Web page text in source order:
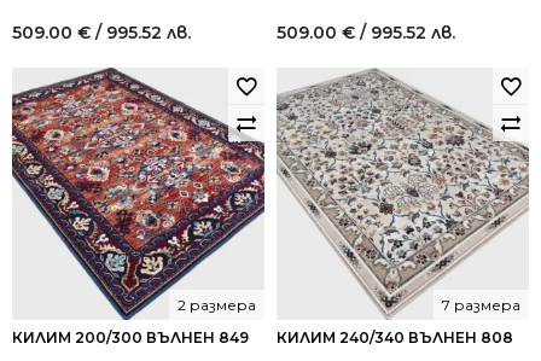
509.00 € / 995.52 лв. 509.00 € / 995.52 лв.
КИЛИМ 200/300 ВЪЛНЕН 849
2 размера
КИЛИМ 240/340 ВЪЛНЕН 808
7 размера